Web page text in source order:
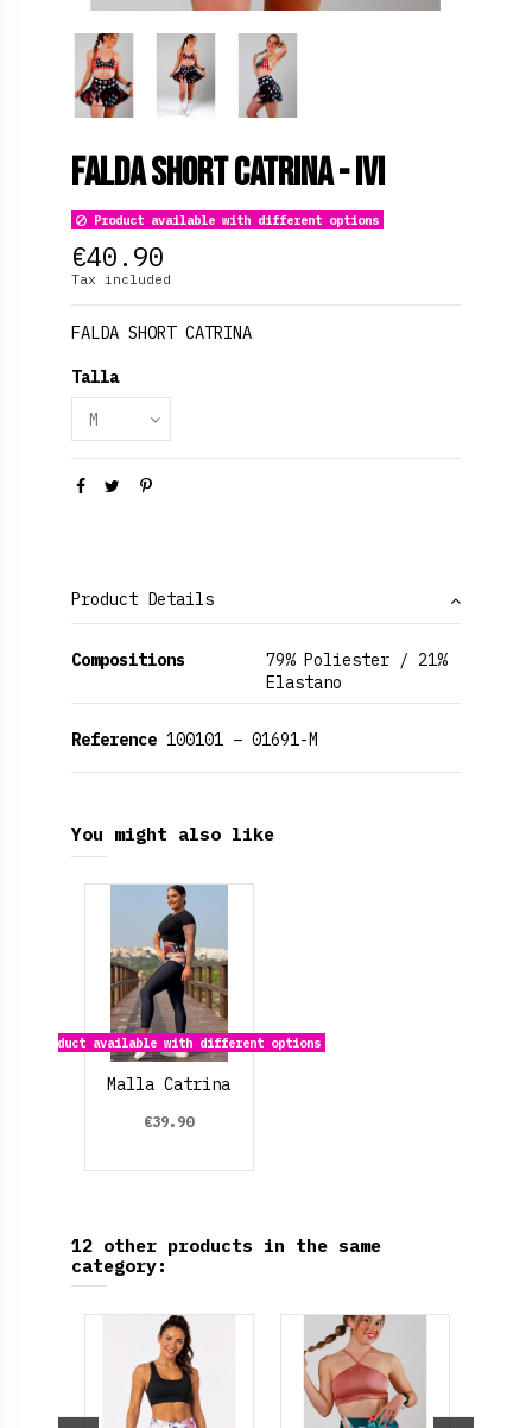
Falda Short Catrina - ivi
Product available with different options
€40.90
Tax included
FALDA SHORT CATRINA
Talla
Product Details
Compositions
79% Poliester / 21%
Elastano
Reference 100101 – 01691-M
You might also like
Product available with different options
Malla Catrina
€39.90
12 other products in the same
category: